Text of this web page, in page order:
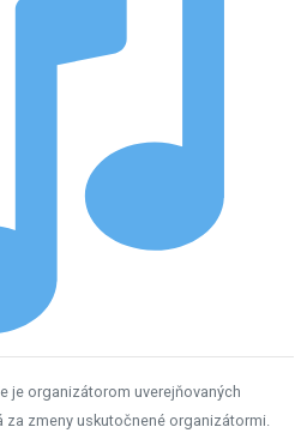
je organizátorom uverejňovaných
zmeny uskutočnené organizátormi.